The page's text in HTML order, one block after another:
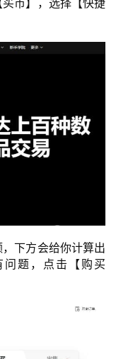
下方会给你计算出
问题，点击【购买